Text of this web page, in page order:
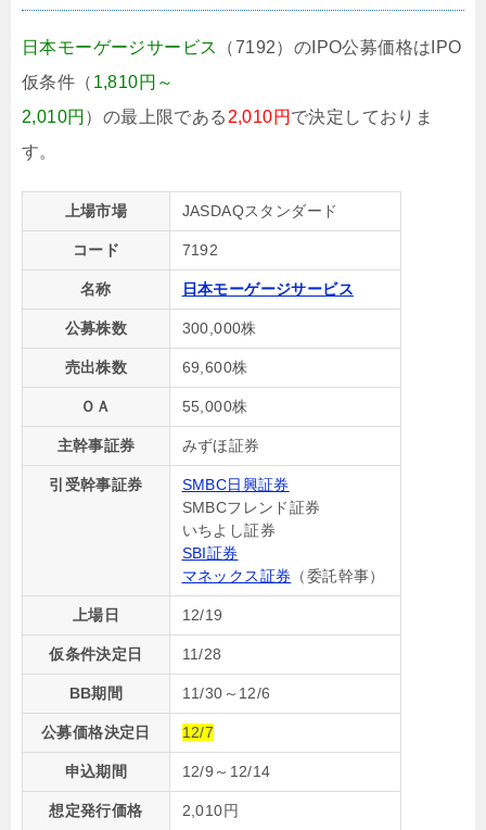
日本モーゲージサービス
（7192）のIPO公募価格はIPO
仮条件（ 1,810円～
2,010円 ）の最上限である 2,010円 で決定しておりま
す。
上場市場 JASDAQスタンダード
コード 7192
名称 日本モーゲージサービス
公募株数 300,000株
売出株数 69,600株
ＯＡ 55,000株
主幹事証券 みずほ証券
引受幹事証券
SMBC日興証券
SMBCフレンド証券
いちよし証券
SBI証券
マネックス証券 （委託幹事）
上場日 12/19
仮条件決定日 11/28
BB期間 11/30～12/6
公募価格決定日 12/7
申込期間 12/9～12/14
想定発行価格 2,010円